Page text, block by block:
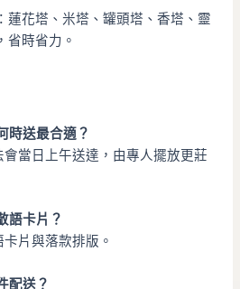
：蓮花塔、米塔、罐頭塔、香塔、靈
省時省力。
時送最合適？
當日上午送達，由專人擺放更莊
語卡片？
片與落款排版。
配送？